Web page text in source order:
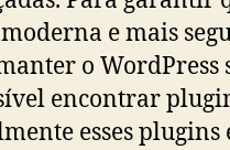
e mais
o WordPress
encontrar
esses plugins